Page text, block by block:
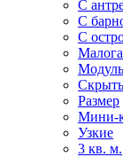
С
С
С
Размер
Мини-
Узкие
3 кв. м.